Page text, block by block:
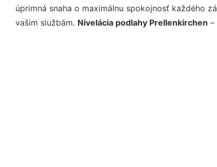
úprimná snaha o maximálnu spokojnosť každého
vašim službám. Nivelácia podlahy Prellenkirchen –